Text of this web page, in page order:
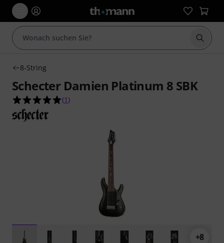
Suche
8-String
Schecter Damien Platinum 8 SBK
5.0 von 5 Sternen aus 1 Kundenbewertungen
(1 )
+8